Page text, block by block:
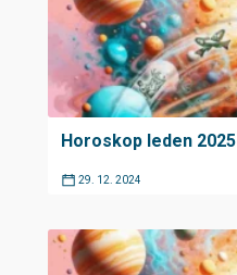
Horoskop leden 2025
29. 12. 2024